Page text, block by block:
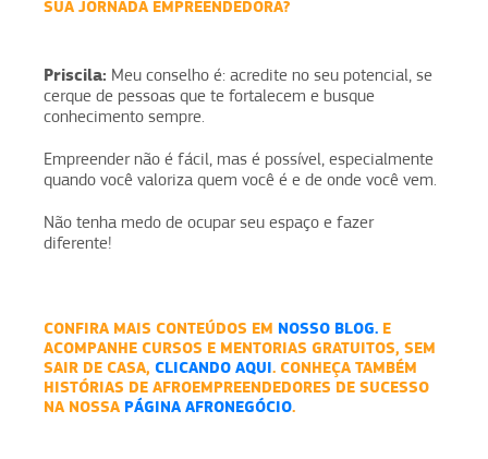
SUA JORNADA EMPREENDEDORA?
Priscila: Meu conselho é: acredite no seu potencial, se
cerque de pessoas que te fortalecem e busque
conhecimento sempre.
Empreender não é fácil, mas é possível, especialmente
quando você valoriza quem você é e de onde você vem.
Não tenha medo de ocupar seu espaço e fazer
diferente!
CONFIRA MAIS CONTEÚDOS EM NOSSO BLOG. E
ACOMPANHE CURSOS E MENTORIAS GRATUITOS, SEM
SAIR DE CASA, CLICANDO AQUI. CONHEÇA TAMBÉM
HISTÓRIAS DE AFROEMPREENDEDORES DE SUCESSO
NA NOSSA PÁGINA AFRONEGÓCIO.